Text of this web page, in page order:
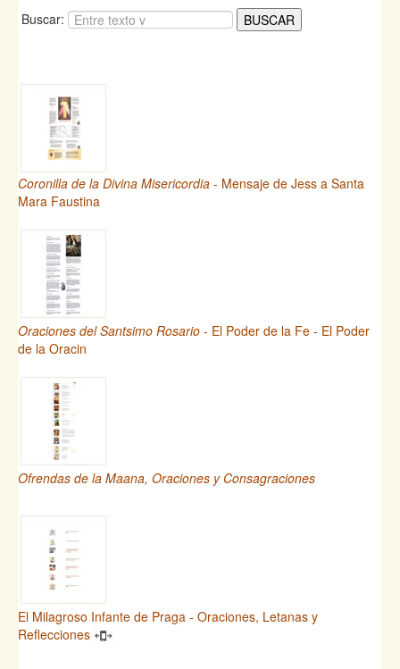
Buscar:
Coronilla de la Divina Misericordia - Mensaje de Jess a Santa
Mara Faustina
Oraciones del Santsimo Rosario - El Poder de la Fe - El Poder
de la Oracin
Ofrendas de la Maana, Oraciones y Consagraciones
El Milagroso Infante de Praga - Oraciones, Letanas y
Reflecciones